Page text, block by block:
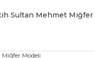
Sultan Mehmet Miğfer